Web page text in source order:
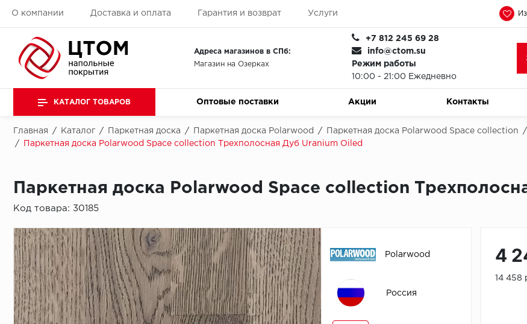
О компании Доставка и оплата Гарантия и возврат Услуги
Адреса магазинов в СПб:
Магазин на Озерках
+7 812 245 69 28
info@ctom.su
Режим работы
10:00 - 21:00 Ежедневно
КАТАЛОГ ТОВАРОВ Оптовые поставки Акции Контакты
Главная / Каталог / Паркетная доска / Паркетная доска Polarwood / Паркетная доска Polarwood Space collection /
/
Паркетная доска Polarwood Space collection Трехполосная Дуб Uranium Oiled
Паркетная доска Polarwood Space collection
Код товара: 30185
Polarwood
Россия
4
14 458